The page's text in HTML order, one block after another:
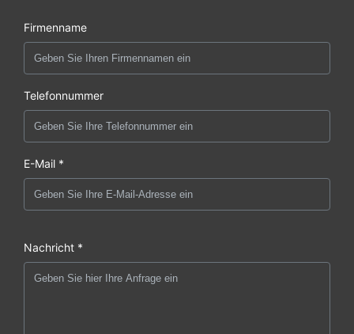
Firmenname
Telefonnummer
E-Mail *
Nachricht *